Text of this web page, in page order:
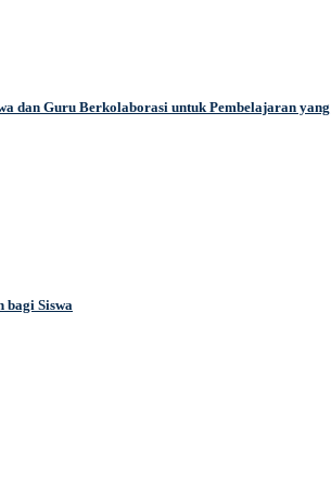
dan Guru Berkolaborasi untuk Pembelajaran
bagi Siswa